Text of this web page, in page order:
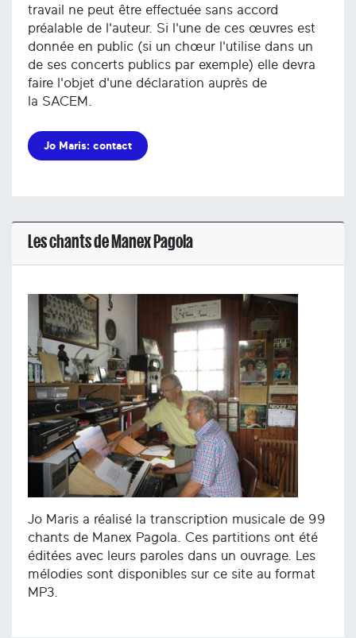
travail ne peut être effectuée sans accord
préalable de l'auteur. Si l'une de ces œuvres est
donnée en public (si un chœur l'utilise dans un
de ses concerts publics par exemple) elle devra
faire l'objet d'une déclaration auprès de
la SACEM.
Jo Maris: contact
Les chants de Manex Pagola
Jo Maris a réalisé la transcription musicale de 99
chants de Manex Pagola. Ces partitions ont été
éditées avec leurs paroles dans un ouvrage. Les
mélodies sont disponibles sur ce site au format
MP3.